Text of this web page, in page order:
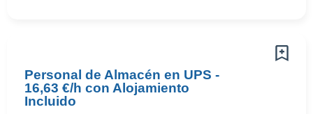
Personal de Almacén en UPS -
16,63 €/h con Alojamiento
Incluido